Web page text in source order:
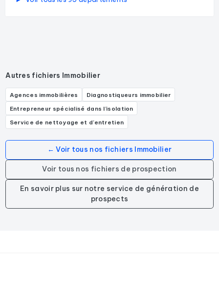
Autres fichiers Immobilier
Agences immobilières
Diagnostiqueurs immobilier
Entrepreneur spécialisé dans l'isolation
Service de nettoyage et d'entretien
← Voir tous nos fichiers Immobilier
Voir tous nos fichiers de prospection
En savoir plus sur notre service de génération de
prospects